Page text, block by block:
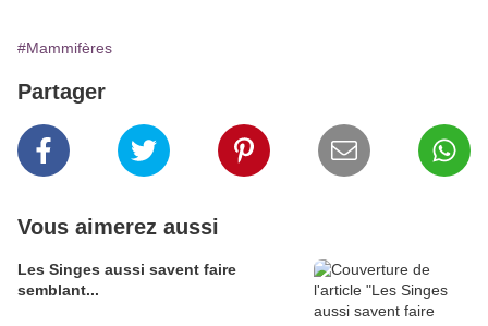
#Mammifères
Partager
Vous aimerez aussi
Les Singes aussi savent faire
semblant...